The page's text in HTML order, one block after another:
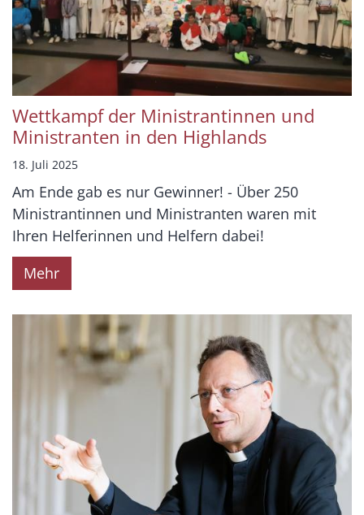
Wettkampf der Ministrantinnen und
Ministranten in den Highlands
18. Juli 2025
Am Ende gab es nur Gewinner! - Über 250
Ministrantinnen und Ministranten waren mit
Ihren Helferinnen und Helfern dabei!
Mehr